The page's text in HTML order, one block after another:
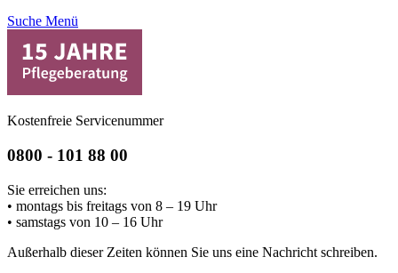
Suche Menü
Kostenfreie Servicenummer
0800 - 101 88 00
Sie erreichen uns:
• montags bis freitags von 8 – 19 Uhr
• samstags von 10 – 16 Uhr
Außerhalb dieser Zeiten können Sie uns eine Nachricht schreiben.